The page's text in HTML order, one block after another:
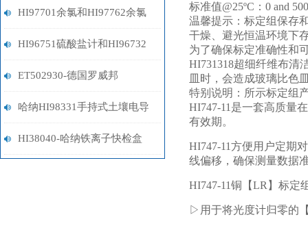
HI97701余氯和HI97762余氯
选型指南
HI96751硫酸盐计和HI96732
溶解氧选型指南
ET502930-德国罗威邦
Lovibond硫化物试剂
哈纳HI98331手持式土壤电导
率测定仪
HI38040-哈纳铁离子快检盒
标准值@25ºC：0 and
温馨提示：标定组保存
干燥、避光恒温环境下
为了确保标定准确性和
HI731318超细纤维布清
皿时，会造成玻璃比色
特别说明：所示标定组
HI747-11是一套高质量
有效期。
HI747-11方便用户定期
线偏移，确保测量数据
HI747-11铜【LR】标定
▷用于将光度计归零的